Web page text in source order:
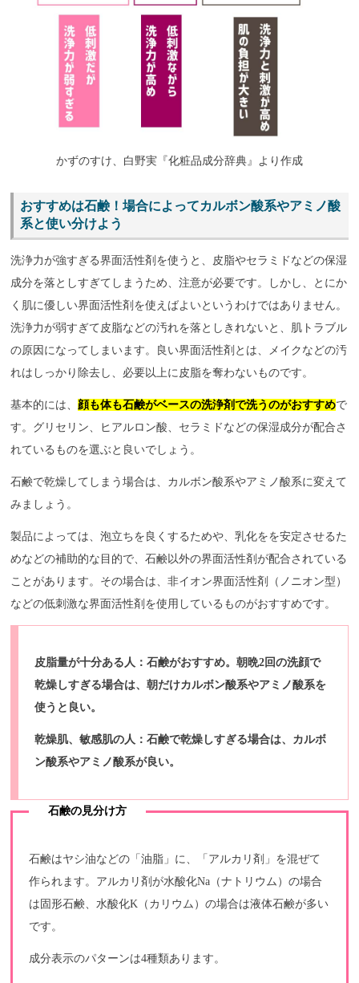
かずのすけ、白野実『化粧品成分辞典』より作成
おすすめは石鹸！場合によってカルボン酸系やアミノ酸
系と使い分けよう
洗浄力が強すぎる界面活性剤を使うと、皮脂やセラミドなどの保湿
成分を落としすぎてしまうため、注意が必要です。しかし、とにか
く肌に優しい界面活性剤を使えばよいというわけではありません。
洗浄力が弱すぎて皮脂などの汚れを落としきれないと、肌トラブル
の原因になってしまいます。良い界面活性剤とは、メイクなどの汚
れはしっかり除去し、必要以上に皮脂を奪わないものです。
基本的には、 顔も体も石鹸がベースの洗浄剤で洗うのがおすすめで
す。グリセリン、ヒアルロン酸、セラミドなどの保湿成分が配合さ
れているものを選ぶと良いでしょう。
石鹸で乾燥してしまう場合は、カルボン酸系やアミノ酸系に変えて
みましょう。
製品によっては、泡立ちを良くするためや、乳化をを安定させるた
めなどの補助的な目的で、石鹸以外の界面活性剤が配合されている
ことがあります。その場合は、非イオン界面活性剤（ノニオン型）
などの低刺激な界面活性剤を使用しているものがおすすめです。
皮脂量が十分ある人：石鹸がおすすめ。朝晩2回の洗顔で
乾燥しすぎる場合は、朝だけカルボン酸系やアミノ酸系を
使うと良い。
乾燥肌、敏感肌の人：石鹸で乾燥しすぎる場合は、カルボ
ン酸系やアミノ酸系が良い。
石鹸の見分け方
石鹸はヤシ油などの「油脂」に、「アルカリ剤」を混ぜて
作られます。アルカリ剤が水酸化Na（ナトリウム）の場合
は固形石鹸、水酸化K（カリウム）の場合は液体石鹸が多い
です。
成分表示のパターンは4種類あります。